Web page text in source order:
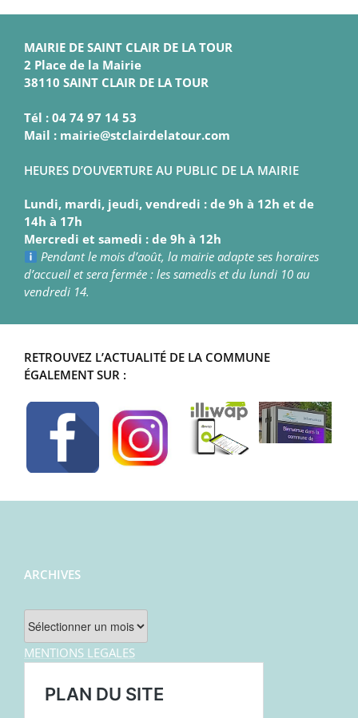
MAIRIE DE SAINT CLAIR DE LA TOUR
2 Place de la Mairie
38110 SAINT CLAIR DE LA TOUR
Tél : 04 74 97 14 53
Mail : mairie@stclairdelatour.com
HEURES D’OUVERTURE AU PUBLIC DE LA MAIRIE
Lundi, mardi, jeudi, vendredi : de 9h à 12h et de
14h à 17h
Mercredi et samedi : de 9h à 12h
Pendant le mois d’août, la mairie adapte ses horaires
d’accueil et sera fermée : les samedis et du lundi 10 au
vendredi 14.
RETROUVEZ L’ACTUALITÉ DE LA COMMUNE
ÉGALEMENT SUR :
ARCHIVES
Archives
MENTIONS LEGALES